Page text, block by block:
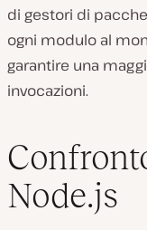
di gestori di
ogni modulo al
garantire una
invocazioni.
Node.js